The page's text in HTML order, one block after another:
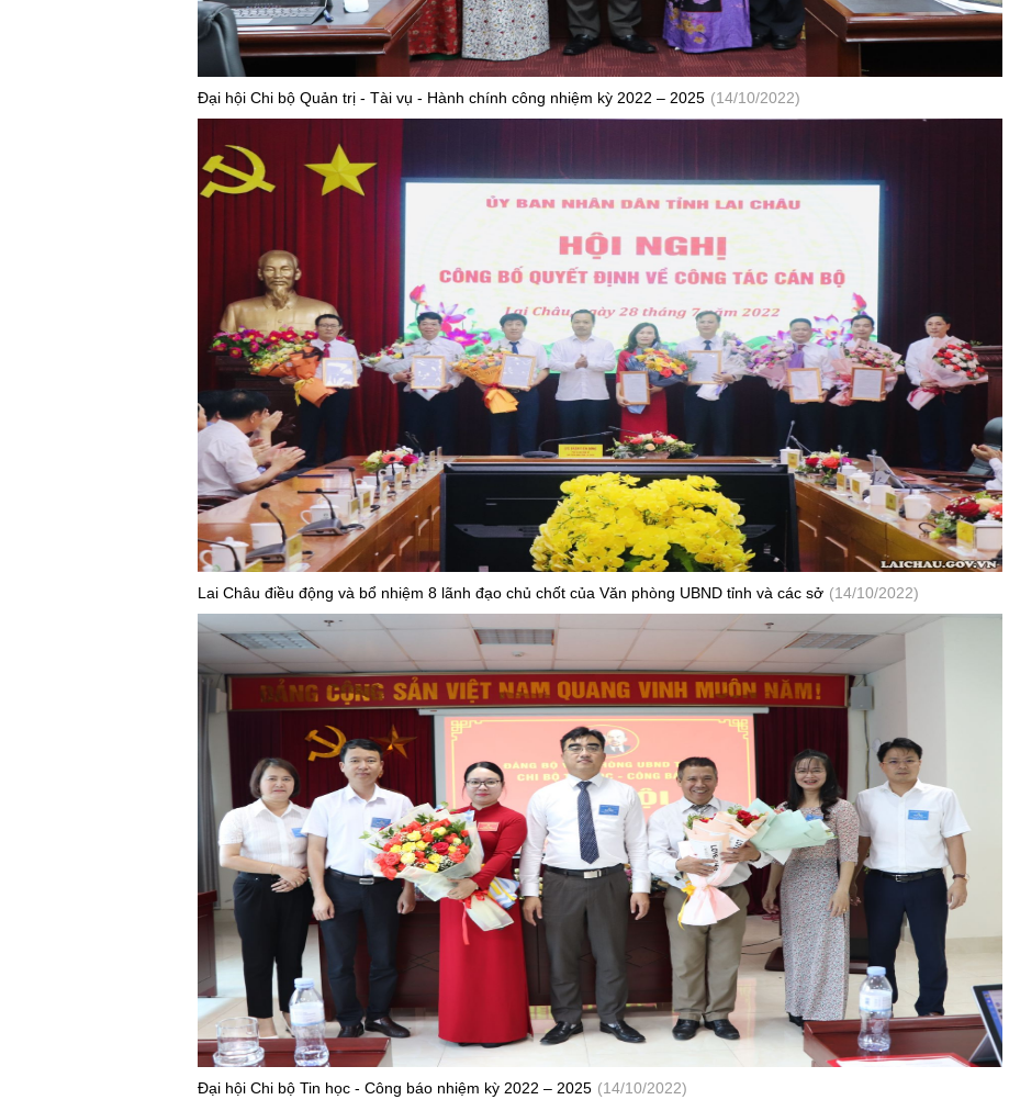
Đại hội Chi bộ Quản trị - Tài vụ - Hành chính công nhiệm kỳ 2022 – 2025 (14/10/2022)
Lai Châu điều động và bổ nhiệm 8 lãnh đạo chủ chốt của Văn phòng UBND tỉnh và các sở (14/10/2022)
Đại hội Chi bộ Tin học - Công báo nhiệm kỳ 2022 – 2025 (14/10/2022)